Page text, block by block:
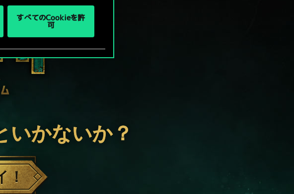
すべてのCookieを許
可
いかないか？
！